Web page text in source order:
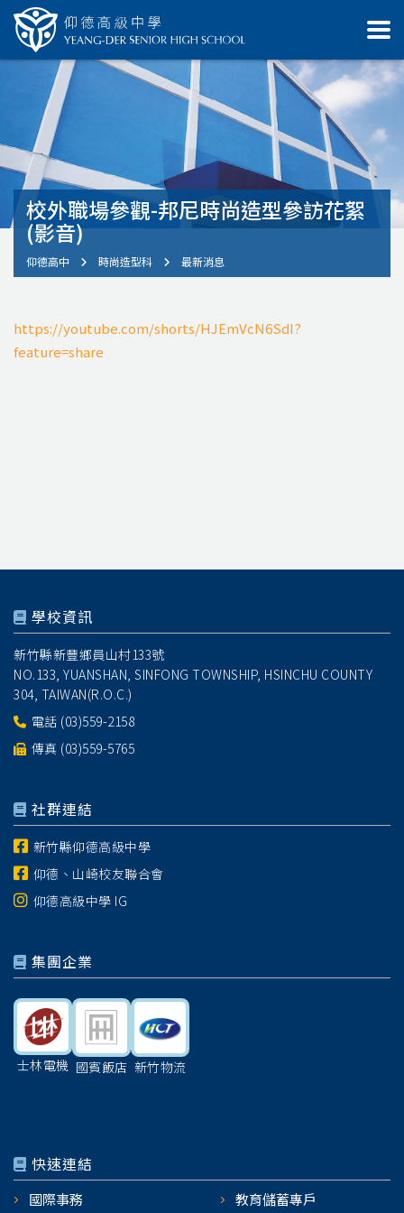
校外職場參觀-邦尼時尚造型參訪花絮
(影音)
仰德高中 時尚造型科 最新消息
https://youtube.com/shorts/HJEmVcN6SdI?
feature=share
學校資訊
新竹縣新豐鄉員山村133號
NO.133, YUANSHAN, SINFONG TOWNSHIP, HSINCHU COUNTY
304, TAIWAN(R.O.C.)
電話 (03)559-2158
傳真 (03)559-5765
社群連結
新竹縣仰德高級中學
仰德、山崎校友聯合會
仰德高級中學 IG
集團企業
士林電機 國賓飯店 新竹物流
快速連結
國際事務 教育儲蓄專戶